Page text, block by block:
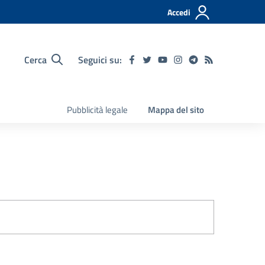
Accedi
Cerca Seguici su:
Pubblicità legale Mappa del sito